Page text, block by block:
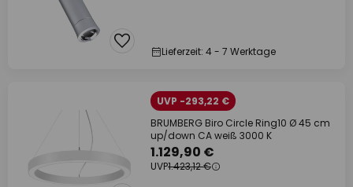
Lieferzeit: 4 - 7 Werktage
UVP -293,22 €
BRUMBERG Biro Circle Ring10 Ø 45 cm
up/down CA weiß 3000 K
1.129,90 €
UVP1.423,12 €